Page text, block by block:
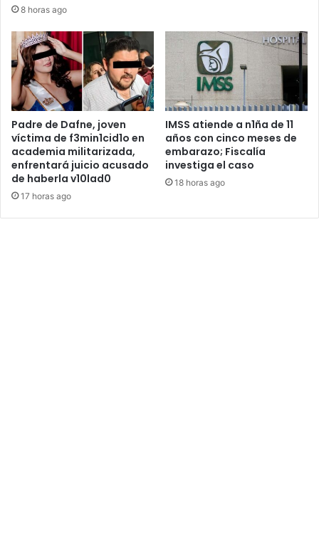
8 horas ago
Padre de Dafne, joven
víctima de f3min1cid1o en
academia militarizada,
enfrentará juicio acusado
de haberla v10lad0
17 horas ago
IMSS atiende a n1ña de 11
años con cinco meses de
embarazo; Fiscalía
investiga el caso
18 horas ago